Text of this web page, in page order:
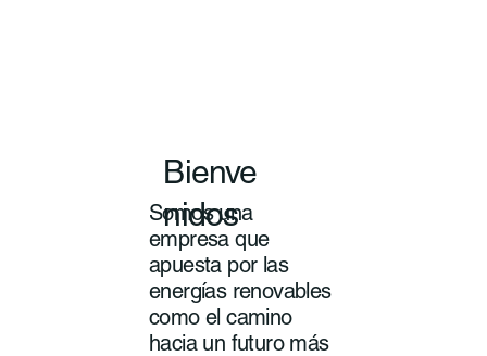
Bienve
nidos
Somos una
empresa que
apuesta por las
energías renovables
como el camino
hacia un futuro más